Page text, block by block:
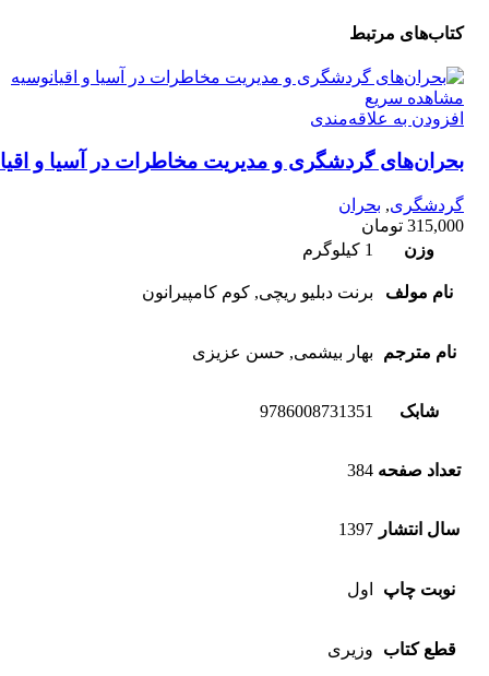
کتاب‌های مرتبط
مشاهده سریع
افزودن به علاقه‌مندی
بحران‌های گردشگری و مدیریت مخاطرات در آسیا و
گردشگری, بحران
315,000 تومان
وزن
1 کیلوگرم
نام مولف برنت دبلیو ریچی, کوم کامپیرانون
نام مترجم بهار بیشمی, حسن عزیزی
شابک 9786008731351
تعداد صفحه 384
سال انتشار 1397
نوبت چاپ اول
قطع کتاب وزیری